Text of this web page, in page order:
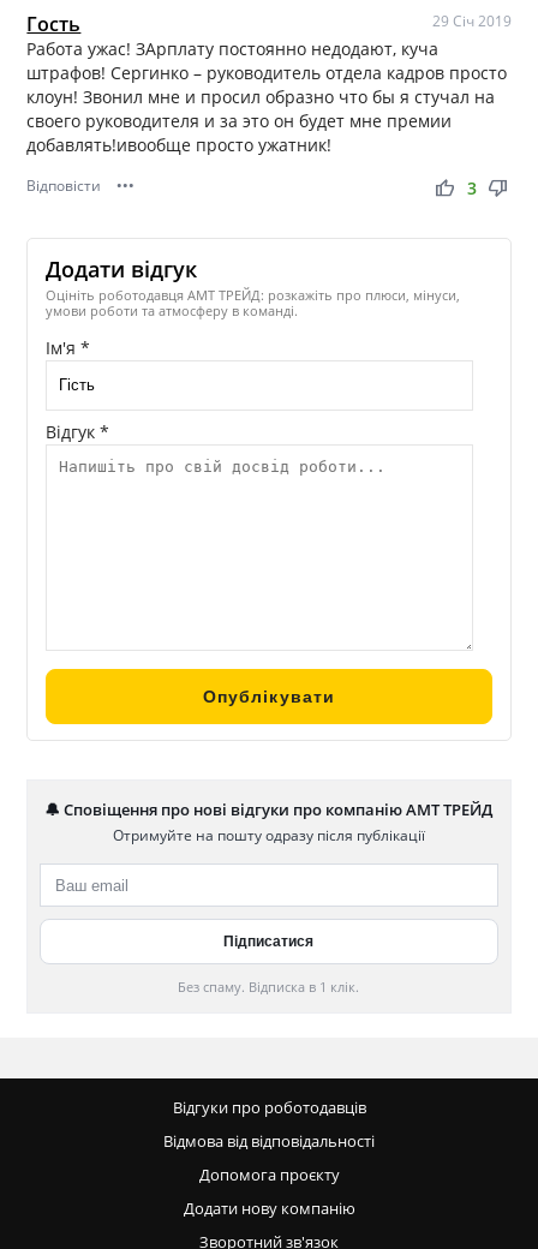
Гость 29 Січ 2019
Работа ужас! ЗАрплату постоянно недодают, куча
штрафов! Сергинко – руководитель отдела кадров просто
клоун! Звонил мне и просил образно что бы я стучал на
своего руководителя и за это он будет мне премии
добавлять!ивообще просто ужатник!
Відповісти ••• thumb_up thumb_down
3
Додати відгук
Оцініть роботодавця АМТ ТРЕЙД: розкажіть про плюси, мінуси,
умови роботи та атмосферу в команді.
Ім'я *
Відгук *
🔔 Сповіщення про нові відгуки про компанію АМТ ТРЕЙД
Отримуйте на пошту одразу після публікації
Без спаму. Відписка в 1 клік.
Відгуки про роботодавців
Відмова від відповідальності
Допомога проєкту
Додати нову компанію
Зворотний зв'язок